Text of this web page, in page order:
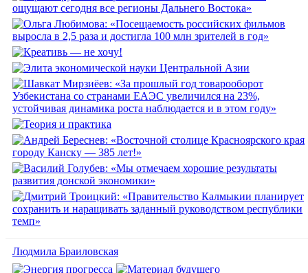
Людмила Браиловская